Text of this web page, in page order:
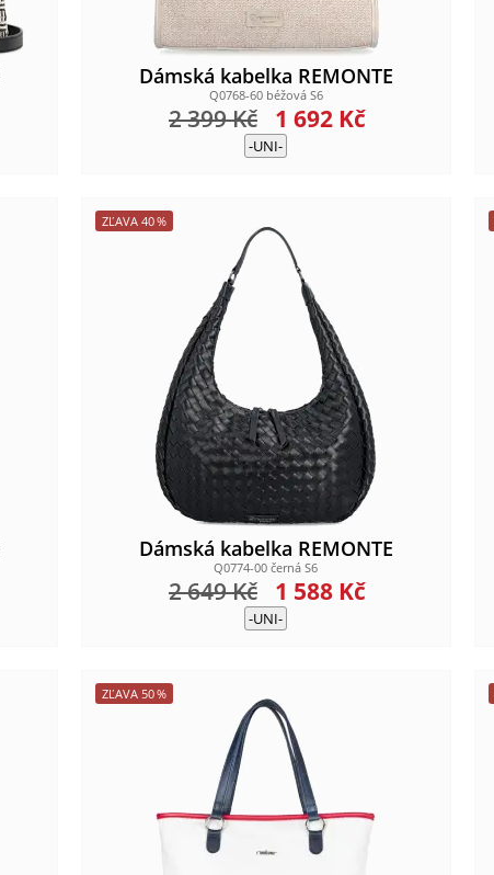
Dámská kabelka REMONTE
Q0768-60 béžová S6
1 692 Kč
2 399Kč
-UNI-
ZĽAVA 40%
Dámská kabelka REMONTE
Q0774-00 černá S6
1 588 Kč
2 649Kč
-UNI-
ZĽAVA 50%